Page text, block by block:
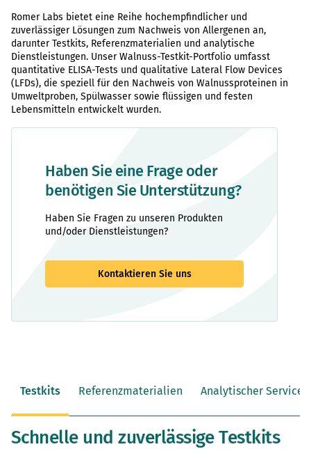
Romer Labs bietet eine Reihe hochempfindlicher und
zuverlässiger Lösungen zum Nachweis von Allergenen an,
darunter Testkits, Referenzmaterialien und analytische
Dienstleistungen. Unser Walnuss-Testkit-Portfolio umfasst
quantitative ELISA-Tests und qualitative Lateral Flow Devices
(LFDs), die speziell für den Nachweis von Walnussproteinen in
Umweltproben, Spülwasser sowie flüssigen und festen
Lebensmitteln entwickelt wurden.
Haben Sie eine Frage oder
benötigen Sie Unterstützung?
Haben Sie Fragen zu unseren Produkten
und/oder Dienstleistungen?
Kontaktieren Sie uns
Testkits Referenzmaterialien Analytischer Service
Schnelle und zuverlässige Testkits